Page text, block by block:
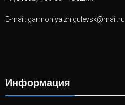
E-mail: garmoniya.zhigulevsk@mail.ru
Информация